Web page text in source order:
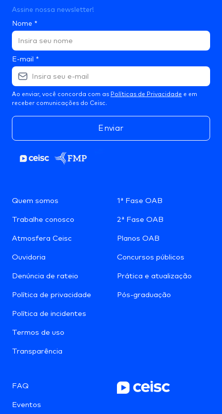
Quem somos
Trabalhe conosco
Atmosfera Ceisc
Ouvidoria
Denúncia de rateio
Política de privacidade
Política de incidentes
Termos de uso
Transparência
1ª Fase OAB
2ª Fase OAB
Planos OAB
Concursos públicos
Prática e atualização
Pós-graduação
FAQ
Eventos
Assine nossa newsletter!
Nome *
E-mail *
Ao enviar, você concorda com as Políticas de Privacidade e em
receber comunicações do Ceisc.
Enviar